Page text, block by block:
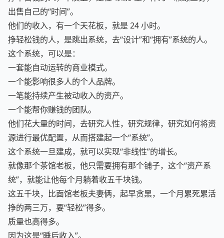
挣辛苦钱的人，本质上，是在“系统”里，作为一颗螺丝钉，
出售自己的“时间”。
他们的收入，有一个天花板，就是 24 小时。
挣轻松钱的人，是跳出系统，去“设计”和“拥有”系统的人。
这个系统，可以是：
一套能自动运转的商业模式。
一个能影响很多人的个人品牌。
一笔能持续产生被动收入的资产。
一个能帮你赚钱的团队。
他们花大量的时间，去研究人性，研究规律，研究如何将资
源进行最优配置，从而搭建起一个“系统”。
这个系统一旦建成，就可以实现“非线性”的增长。
就像那个茶馆老板，他只需要拥有那个铺子，这个“资产系
统”，就能让他每个月躺着收五千块钱。
这五千块，比面馆老板夫妻俩，起早贪黑，一个月累死累活
挣的两三万，要“轻松”得多。
质量也高得多。